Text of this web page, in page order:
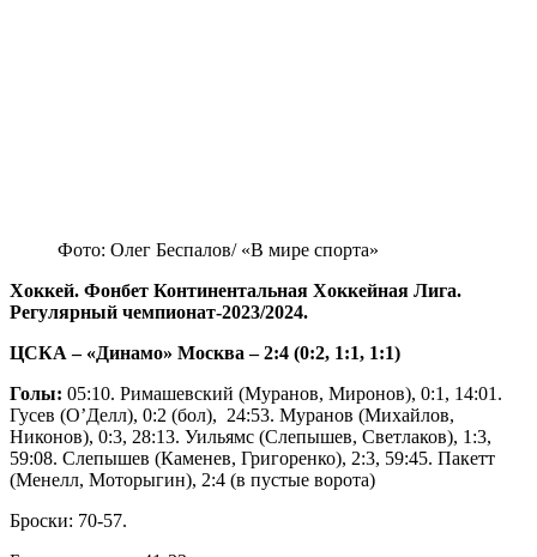
Фото: Олег Беспалов/ «В мире спорта»
Хоккей. Фонбет Континентальная Хоккейная Лига.
Регулярный чемпионат-2023/2024.
ЦСКА – «Динамо» Москва – 2:4 (0:2, 1:1, 1:1)
Голы: 05:10. Римашевский (Муранов, Миронов), 0:1, 14:01.
Гусев (О’Делл), 0:2 (бол), 24:53. Муранов (Михайлов,
Никонов), 0:3, 28:13. Уильямс (Слепышев, Светлаков), 1:3,
59:08. Слепышев (Каменев, Григоренко), 2:3, 59:45. Пакетт
(Менелл, Моторыгин), 2:4 (в пустые ворота)
Броски: 70-57.